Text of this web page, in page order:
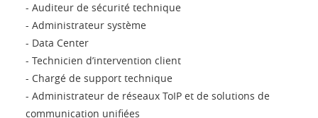
- Auditeur de sécurité technique
- Administrateur système
- Data Center
- Technicien d’intervention client
- Chargé de support technique
- Administrateur de réseaux ToIP et de solutions de
communication unifiées